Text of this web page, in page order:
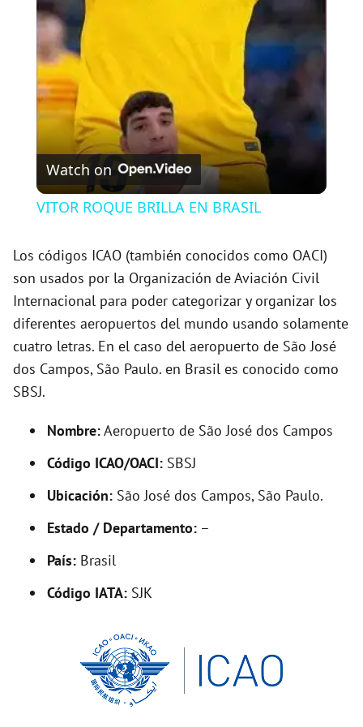
V
i
d
e
o
Watch on
VITOR ROQUE BRILLA EN BRASIL
Los códigos ICAO (también conocidos como OACI)
son usados por la Organización de Aviación Civil
Internacional para poder categorizar y organizar los
diferentes aeropuertos del mundo usando solamente
cuatro letras. En el caso del aeropuerto de São José
dos Campos, São Paulo. en Brasil es conocido como
SBSJ.
Nombre:Aeropuerto de São José dos Campos
Código ICAO/OACI: SBSJ
Ubicación: São José dos Campos, São Paulo.
Estado / Departamento: –
País: Brasil
Código IATA: SJK